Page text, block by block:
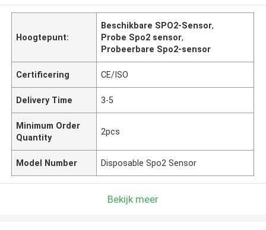
Hoogtepunt:
Beschikbare SPO2-Sensor,
Probe Spo2 sensor,
Probeerbare Spo2-sensor
Certificering CE/ISO
Delivery Time 3-5
Minimum Order
Quantity
2pcs
Model Number Disposable Spo2 Sensor
Bekijk meer